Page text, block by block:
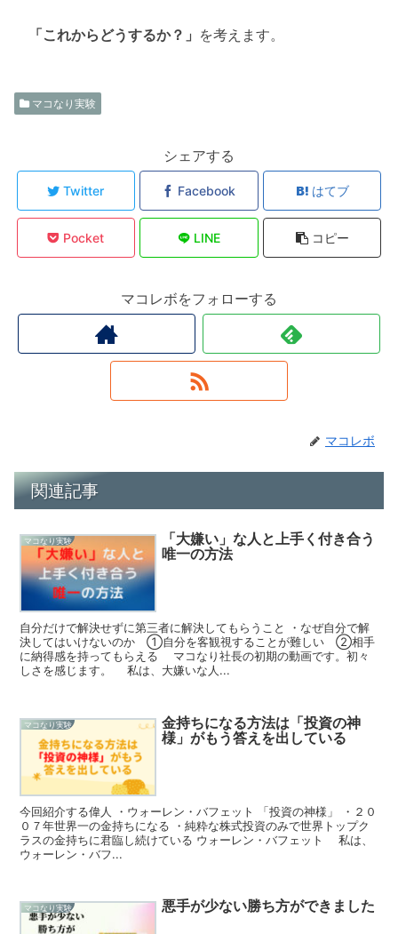
「これからどうするか？」 を考えます。
マコなり実験
シェアする
Twitter Facebook はてブ
Pocket LINE コピー
マコレボをフォローする
マコレボ
関連記事
マコなり実験
「大嫌い」な人と上手く付き合う
唯一の方法
自分だけで解決せずに第三者に解決してもらうこと ・なぜ自分で解
決してはいけないのか ①自分を客観視することが難しい ②相手
に納得感を持ってもらえる マコなり社長の初期の動画です。初々
しさを感じます。 私は、大嫌いな人...
マコなり実験
金持ちになる方法は「投資の神
様」がもう答えを出している
今回紹介する偉人 ・ウォーレン・バフェット 「投資の神様」 ・２０
０７年世界一の金持ちになる ・純粋な株式投資のみで世界トップク
ラスの金持ちに君臨し続けている ウォーレン・バフェット 私は、
ウォーレン・バフ...
マコなり実験 悪手が少ない勝ち方ができました